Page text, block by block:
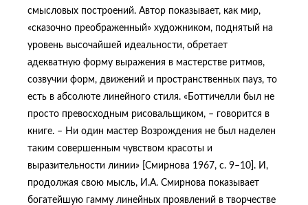
смысловых построений. Автор показывает, как мир,
«сказочно преображенный» художником, поднятый на
уровень высочайшей идеальности, обретает
адекватную форму выражения в мастерстве ритмов,
созвучии форм, движений и пространственных пауз, то
есть в абсолюте линейного стиля. «Боттичелли был не
просто превосходным рисовальщиком, – говорится в
книге. – Ни один мастер Возрождения не был наделен
таким совершенным чувством красоты и
выразительности линии» [Смирнова 1967, с. 9–10]. И,
продолжая свою мысль, И.А. Смирнова показывает
богатейшую гамму линейных проявлений в творчестве